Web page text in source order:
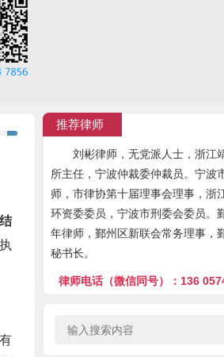
推荐律师
刘彬律师，无党派人士，浙江
所主任，宁波仲裁委仲裁员。宁波
师，市律协第十届理事会理事，浙
环资委委员，宁波市刑委会委员。
年律师，鄞州区新联会常务理事，
秘书长。
律师电话（微信同号）：136